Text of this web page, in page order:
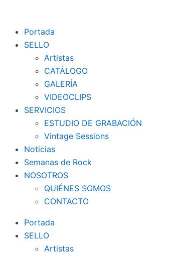
contenido
Portada
SELLO
Artistas
CATÁLOGO
GALERÍA
VIDEOCLIPS
SERVICIOS
ESTUDIO DE GRABACIÓN
Vintage Sessions
Noticias
Semanas de Rock
NOSOTROS
QUIÉNES SOMOS
CONTACTO
Portada
SELLO
Artistas